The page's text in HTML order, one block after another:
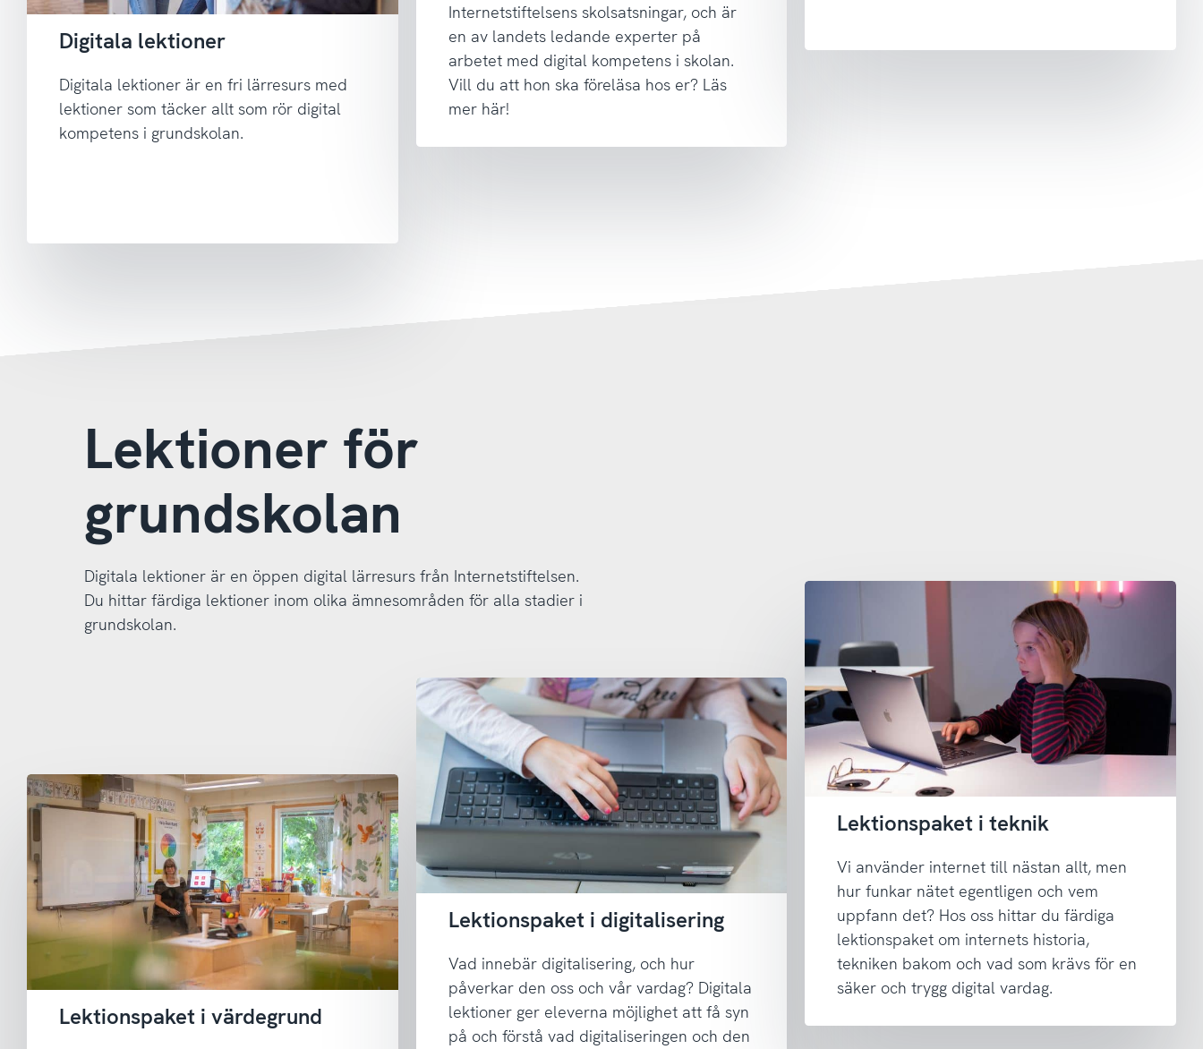
Digitala lektioner
Digitala lektioner är en fri lärresurs med
lektioner som täcker allt som rör digital
kompetens i grundskolan.
Internetstiftelsens skolsatsningar, och är
en av landets ledande experter på
arbetet med digital kompetens i skolan.
Vill du att hon ska föreläsa hos er? Läs
mer här!
Lektioner för
grundskolan
Digitala lektioner är en öppen digital lärresurs från Internetstiftelsen.
Du hittar färdiga lektioner inom olika ämnesområden för alla stadier i
grundskolan.
Lektionspaket i värdegrund
Lektionspaket i digitalisering
Vad innebär digitalisering, och hur
påverkar den oss och vår vardag? Digitala
lektioner ger eleverna möjlighet att få syn
på och förstå vad digitaliseringen och den
Lektionspaket i teknik
Vi använder internet till nästan allt, men
hur funkar nätet egentligen och vem
uppfann det? Hos oss hittar du färdiga
lektionspaket om internets historia,
tekniken bakom och vad som krävs för en
säker och trygg digital vardag.